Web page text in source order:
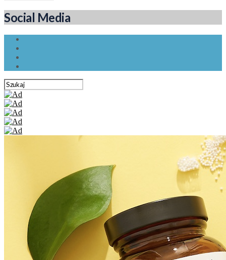
Social Media